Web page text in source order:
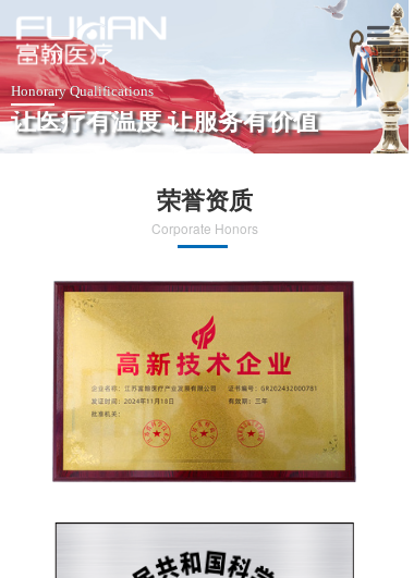
Honorary Qualifications
让医疗有温度 让服务有价值
网
走
荣誉资质
Corporate Honors